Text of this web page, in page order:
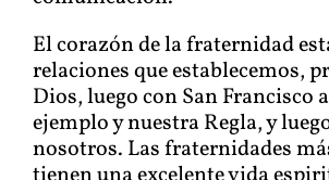
El corazón de la fraternidad
relaciones que establecemos,
Dios, luego con San Francisco
ejemplo y nuestra Regla, y
nosotros. Las fraternidades